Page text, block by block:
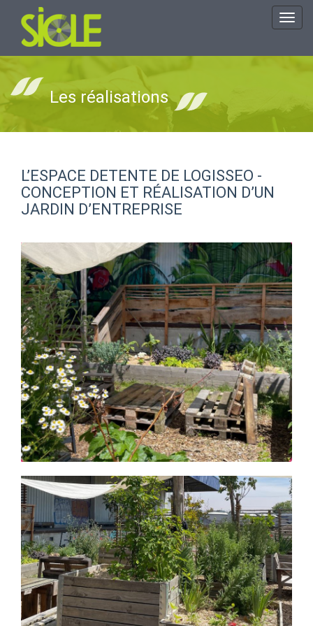
Les réalisations
L’ESPACE DETENTE DE LOGISSEO -
CONCEPTION ET RÉALISATION D’UN
JARDIN D’ENTREPRISE